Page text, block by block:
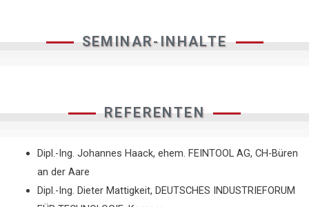
SEMINAR-INHALTE
REFERENTEN
Dipl.-Ing. Johannes Haack, ehem. FEINTOOL AG, CH-Büren
an der Aare
Dipl.-Ing. Dieter Mattigkeit, DEUTSCHES INDUSTRIEFORUM